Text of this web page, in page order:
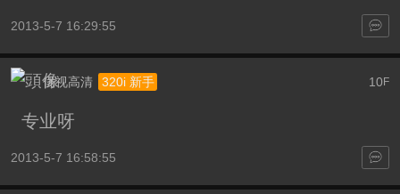
2013-5-7 16:29:55
10F
优视高清 320i 新手
专业呀
2013-5-7 16:58:55